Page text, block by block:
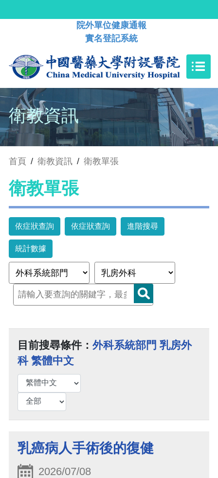
院外單位健康通報
實名登記系統
衛教資訊
首頁 / 衛教資訊 / 衛教單張
衛教單張
依症狀查詢 依症狀查詢 進階搜尋
統計數據
目前搜尋條件： 外科系統部門 乳房外
科 繁體中文
乳癌病人手術後的復健
2026/07/08